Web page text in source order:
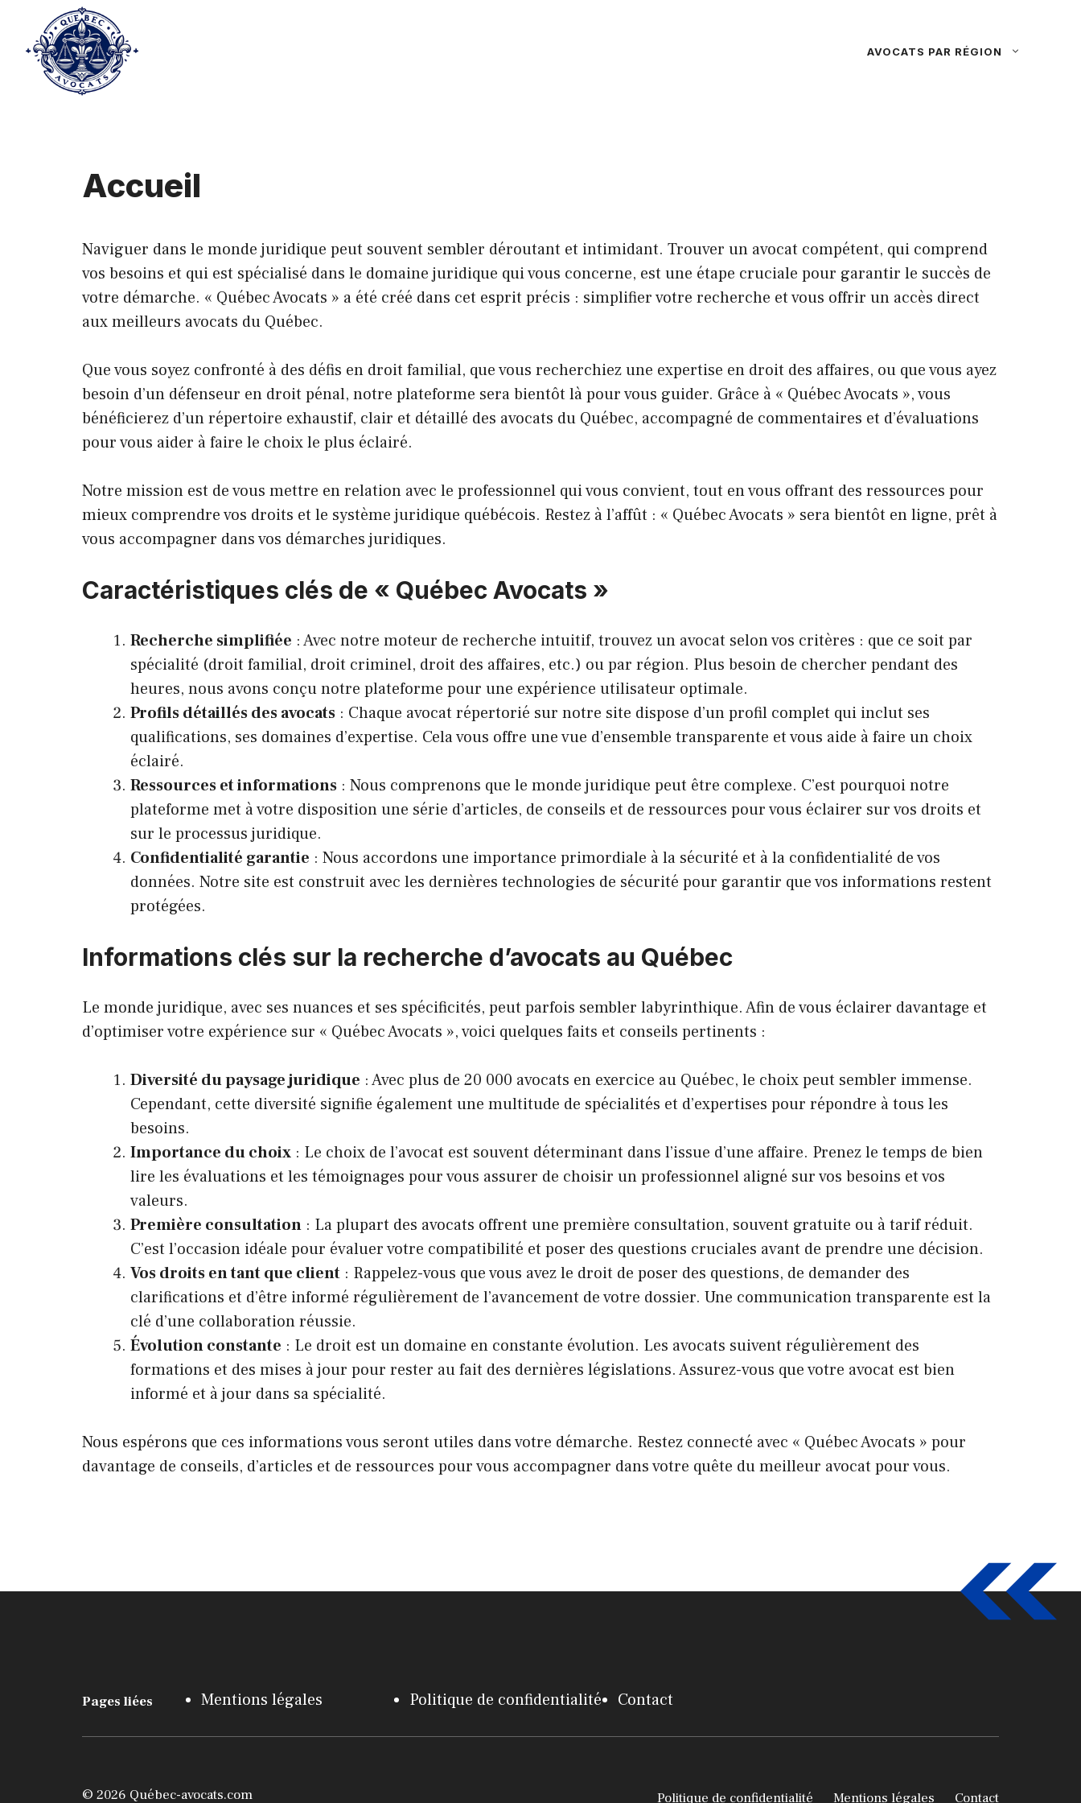
contenu
AVOCATS PAR RÉGION
Accueil
Naviguer dans le monde juridique peut souvent sembler déroutant et intimidant. Trouver un avocat compétent, qui comprend
vos besoins et qui est spécialisé dans le domaine juridique qui vous concerne, est une étape cruciale pour garantir le succès de
votre démarche. « Québec Avocats » a été créé dans cet esprit précis : simplifier votre recherche et vous offrir un accès direct
aux meilleurs avocats du Québec.
Que vous soyez confronté à des défis en droit familial, que vous recherchiez une expertise en droit des affaires, ou que vous ayez
besoin d’un défenseur en droit pénal, notre plateforme sera bientôt là pour vous guider. Grâce à « Québec Avocats », vous
bénéficierez d’un répertoire exhaustif, clair et détaillé des avocats du Québec, accompagné de commentaires et d’évaluations
pour vous aider à faire le choix le plus éclairé.
Notre mission est de vous mettre en relation avec le professionnel qui vous convient, tout en vous offrant des ressources pour
mieux comprendre vos droits et le système juridique québécois. Restez à l’affût : « Québec Avocats » sera bientôt en ligne, prêt à
vous accompagner dans vos démarches juridiques.
Caractéristiques clés de « Québec Avocats »
Recherche simplifiée : Avec notre moteur de recherche intuitif, trouvez un avocat selon vos critères : que ce soit par
spécialité (droit familial, droit criminel, droit des affaires, etc.) ou par région. Plus besoin de chercher pendant des
heures, nous avons conçu notre plateforme pour une expérience utilisateur optimale.
Profils détaillés des avocats : Chaque avocat répertorié sur notre site dispose d’un profil complet qui inclut ses
qualifications, ses domaines d’expertise. Cela vous offre une vue d’ensemble transparente et vous aide à faire un choix
éclairé.
Ressources et informations : Nous comprenons que le monde juridique peut être complexe. C’est pourquoi notre
plateforme met à votre disposition une série d’articles, de conseils et de ressources pour vous éclairer sur vos droits et
sur le processus juridique.
Confidentialité garantie : Nous accordons une importance primordiale à la sécurité et à la confidentialité de vos
données. Notre site est construit avec les dernières technologies de sécurité pour garantir que vos informations restent
protégées.
Informations clés sur la recherche d’avocats au Québec
Le monde juridique, avec ses nuances et ses spécificités, peut parfois sembler labyrinthique. Afin de vous éclairer davantage et
d’optimiser votre expérience sur « Québec Avocats », voici quelques faits et conseils pertinents :
Diversité du paysage juridique : Avec plus de 20 000 avocats en exercice au Québec, le choix peut sembler immense.
Cependant, cette diversité signifie également une multitude de spécialités et d’expertises pour répondre à tous les
besoins.
Importance du choix : Le choix de l’avocat est souvent déterminant dans l’issue d’une affaire. Prenez le temps de bien
lire les évaluations et les témoignages pour vous assurer de choisir un professionnel aligné sur vos besoins et vos
valeurs.
Première consultation : La plupart des avocats offrent une première consultation, souvent gratuite ou à tarif réduit.
C’est l’occasion idéale pour évaluer votre compatibilité et poser des questions cruciales avant de prendre une décision.
Vos droits en tant que client : Rappelez-vous que vous avez le droit de poser des questions, de demander des
clarifications et d’être informé régulièrement de l’avancement de votre dossier. Une communication transparente est la
clé d’une collaboration réussie.
Évolution constante : Le droit est un domaine en constante évolution. Les avocats suivent régulièrement des
formations et des mises à jour pour rester au fait des dernières législations. Assurez-vous que votre avocat est bien
informé et à jour dans sa spécialité.
Nous espérons que ces informations vous seront utiles dans votre démarche. Restez connecté avec « Québec Avocats » pour
davantage de conseils, d’articles et de ressources pour vous accompagner dans votre quête du meilleur avocat pour vous.
Pages liées Mentions légales Politique de confidentialité Contact
© 2026 Québec-avocats.com Politique de confidentialité Mentions légales Contact